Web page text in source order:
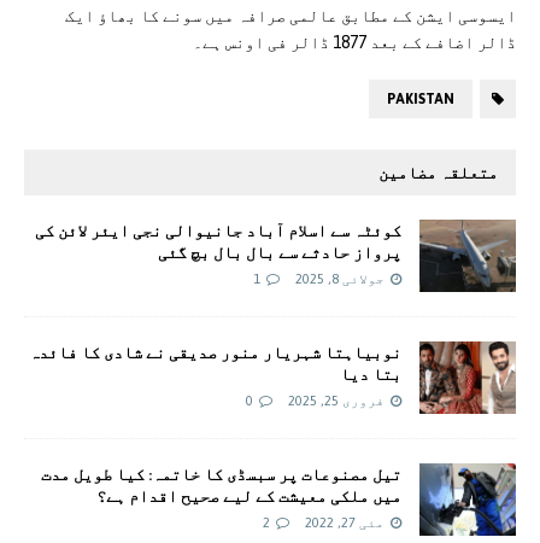
ایسوسی ایشن کے مطابق عالمی صرافہ میں سونے کا بھاؤ ایک
ڈالر اضافے کے بعد 1877 ڈالر فی اونس ہے۔
PAKISTAN
متعلقہ مضامین
کوئٹہ سے اسلام آباد جانیوالی نجی ایئر لائن کی
پرواز حادثے سے بال بال بچ گئی
جولائی 8, 2025 1
نوبیاہتا شہریار منور صدیقی نے شادی کا فائدہ
بتا دیا
فروری 25, 2025 0
تیل مصنوعات پر سبسڈی کا خاتمہ: کیا طویل مدت
میں ملکی معیشت کے لیے صحیح اقدام ہے؟
مئی 27, 2022 2